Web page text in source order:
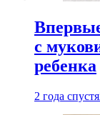
с
ребенка
2 года спустя